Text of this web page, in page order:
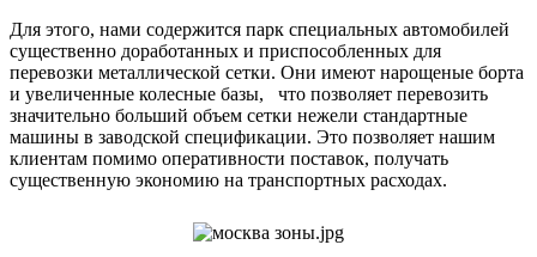
Для этого, нами содержится парк специальных автомобилей
существенно доработанных и приспособленных для
перевозки металлической сетки. Они имеют нарощеные борта
и увеличенные колесные базы, что позволяет перевозить
значительно больший объем сетки нежели стандартные
машины в заводской спецификации. Это позволяет нашим
клиентам помимо оперативности поставок, получать
существенную экономию на транспортных расходах.